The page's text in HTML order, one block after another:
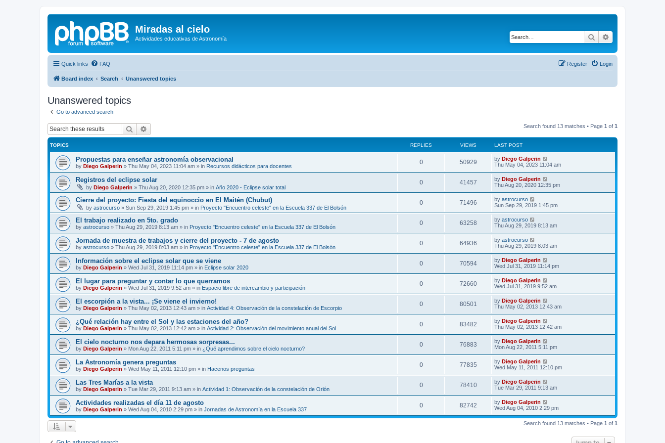
Miradas al cielo
Actividades educativas de Astronomía Search
Quick links FAQ Login
Register
Board index Search Unanswered topics
Unanswered topics
Go to advanced search
Search Search found 13 matches • Page 1 of 1
TOPICS REPLIES VIEWS LAST POST
Propuestas para enseñar astronomía observacional
by Diego Galperin » Thu May 04, 2023 11:04 am » in Recursos didácticos para docentes
0 50929 by Diego Galperin
Thu May 04, 2023 11:04 am
Registros del eclipse solar
by Diego Galperin » Thu Aug 20, 2020 12:35 pm » in Año 2020 - Eclipse solar total
0 41457 by Diego Galperin
Thu Aug 20, 2020 12:35 pm
Cierre del proyecto: Fiesta del equinoccio en El Maitén (Chubut)
by astrocurso » Sun Sep 29, 2019 1:45 pm » in Proyecto "Encuentro celeste" en la Escuela 337 de El Bolsón
0 71496 by astrocurso
Sun Sep 29, 2019 1:45 pm
El trabajo realizado en 5to. grado
by astrocurso » Thu Aug 29, 2019 8:13 am » in Proyecto "Encuentro celeste" en la Escuela 337 de El Bolsón
0 63258 by astrocurso
Thu Aug 29, 2019 8:13 am
Jornada de muestra de trabajos y cierre del proyecto - 7 de agosto
by astrocurso » Thu Aug 29, 2019 8:03 am » in Proyecto "Encuentro celeste" en la Escuela 337 de El Bolsón
0 64936 by astrocurso
Thu Aug 29, 2019 8:03 am
Información sobre el eclipse solar que se viene
by Diego Galperin » Wed Jul 31, 2019 11:14 pm » in Eclipse solar 2020
0 70594 by Diego Galperin
Wed Jul 31, 2019 11:14 pm
El lugar para preguntar y contar lo que querramos
by Diego Galperin » Wed Jul 31, 2019 9:52 am » in Espacio libre de intercambio y participación
0 72660 by Diego Galperin
Wed Jul 31, 2019 9:52 am
El escorpión a la vista... ¡Se viene el invierno!
by Diego Galperin » Thu May 02, 2013 12:43 am » in Actividad 4: Observación de la constelación de Escorpio
0 80501 by Diego Galperin
Thu May 02, 2013 12:43 am
¿Qué relación hay entre el Sol y las estaciones del año?
by Diego Galperin » Thu May 02, 2013 12:42 am » in Actividad 2: Observación del movimiento anual del Sol
0 83482 by Diego Galperin
Thu May 02, 2013 12:42 am
El cielo nocturno nos depara hermosas sorpresas...
by Diego Galperin » Mon Aug 22, 2011 5:11 pm » in ¿Qué aprendimos sobre el cielo nocturno?
0 76883 by Diego Galperin
Mon Aug 22, 2011 5:11 pm
La Astronomía genera preguntas
by Diego Galperin » Wed May 11, 2011 12:10 pm » in Hacenos preguntas
0 77835 by Diego Galperin
Wed May 11, 2011 12:10 pm
Las Tres Marías a la vista
by Diego Galperin » Tue Mar 29, 2011 9:13 am » in Actividad 1: Observación de la constelación de Orión
0 78410 by Diego Galperin
Tue Mar 29, 2011 9:13 am
Actividades realizadas el día 11 de agosto
by Diego Galperin » Wed Aug 04, 2010 2:29 pm » in Jornadas de Astronomía en la Escuela 337
0 82742 by Diego Galperin
Wed Aug 04, 2010 2:29 pm
Search found 13 matches • Page 1 of 1